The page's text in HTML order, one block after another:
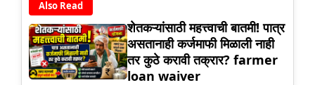
Also Read
शेतकऱ्यांसाठी महत्त्वाची बातमी! पात्र
असतानाही कर्जमाफी मिळाली नाही
तर कुठे करावी तक्रार? farmer
loan waiver